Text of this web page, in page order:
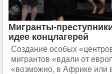
Мигранты-
идее концлагерей
Создание особых
мигрантов «вдали от
«возможно, в Африке или